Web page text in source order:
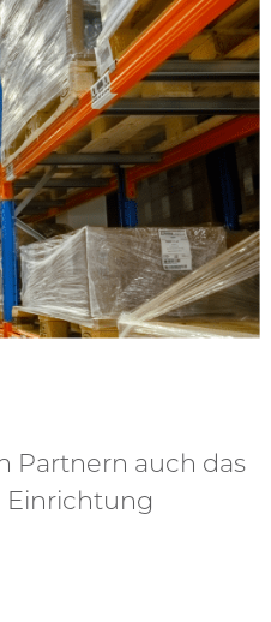
Partnern auch das
Einrichtung